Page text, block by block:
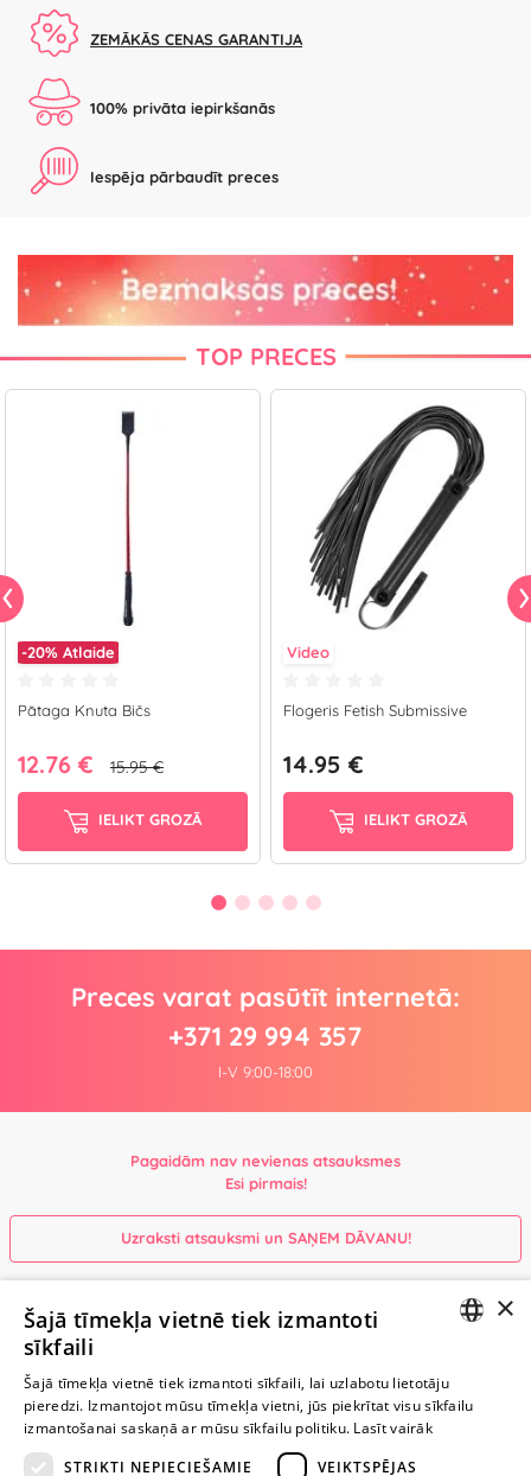
ZEMĀKĀS CENAS GARANTIJA
100% privāta iepirkšanās
Iespēja pārbaudīt preces
TOP PRECES
-20% Atlaide
Pātaga Knuta Bičs
12.76 € 15.95 €
IELIKT GROZĀ
Video
Flogeris Fetish Submissive
14.95 €
IELIKT GROZĀ
Preces varat pasūtīt internetā:
+371 29 994 357
I-V 9:00-18:00
Pagaidām nav nevienas atsauksmes
Esi pirmais!
Uzraksti atsauksmi un SAŅEM DĀVANU!
Ievērībai: Yesyes.lv satur atklātu seksuālu informāciju un attēlus. Lietot
šo vietni vari tikai no 18 gadu vecuma.
TURPINIET
ROTAĻĀTIES
RUSSIAN
×
Šajā tīmekļa vietnē tiek izmantoti
sīkfaili
Šajā tīmekļa vietnē tiek izmantoti sīkfaili, lai uzlabotu lietotāju
pieredzi. Izmantojot mūsu tīmekļa vietni, jūs piekrītat visu sīkfailu
izmantošanai saskaņā ar mūsu sīkfailu politiku. Lasīt vairāk
STRIKTI NEPIECIEŠAMIE
VEIKTSPĒJAS